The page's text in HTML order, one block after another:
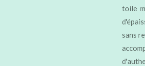
toile
sans